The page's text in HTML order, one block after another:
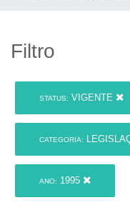
Filtro
STATUS: VIGENTE
CATEGORIA:
ANO: 1995